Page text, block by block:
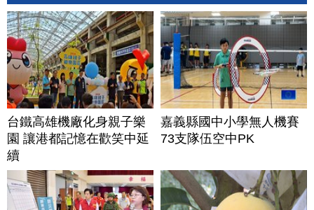
台鐵高雄機廠化身親子樂
園 讓港都記憶在歡笑中延
續
嘉義縣國中小學無人機賽
73支隊伍空中PK